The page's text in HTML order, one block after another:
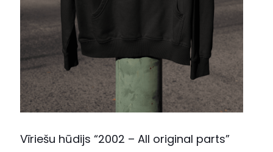
Vīriešu hūdijs “2002 – All original parts”